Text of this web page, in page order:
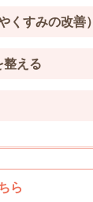
くすみの改善）
整える
ら